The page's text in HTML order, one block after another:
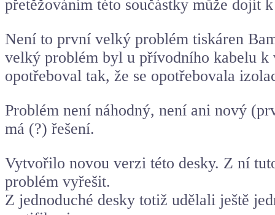
přetěžováním této součástky může dojít
Není to první velký problém tiskáren
velký problém byl u přívodního kabelu k
opotřeboval tak, že se opotřebovala
Problém není náhodný, není ani nový
má (?) řešení.
Vytvořilo novou verzi této desky. Z ní
problém vyřešit.
Z jednoduché desky totiž udělali ještě